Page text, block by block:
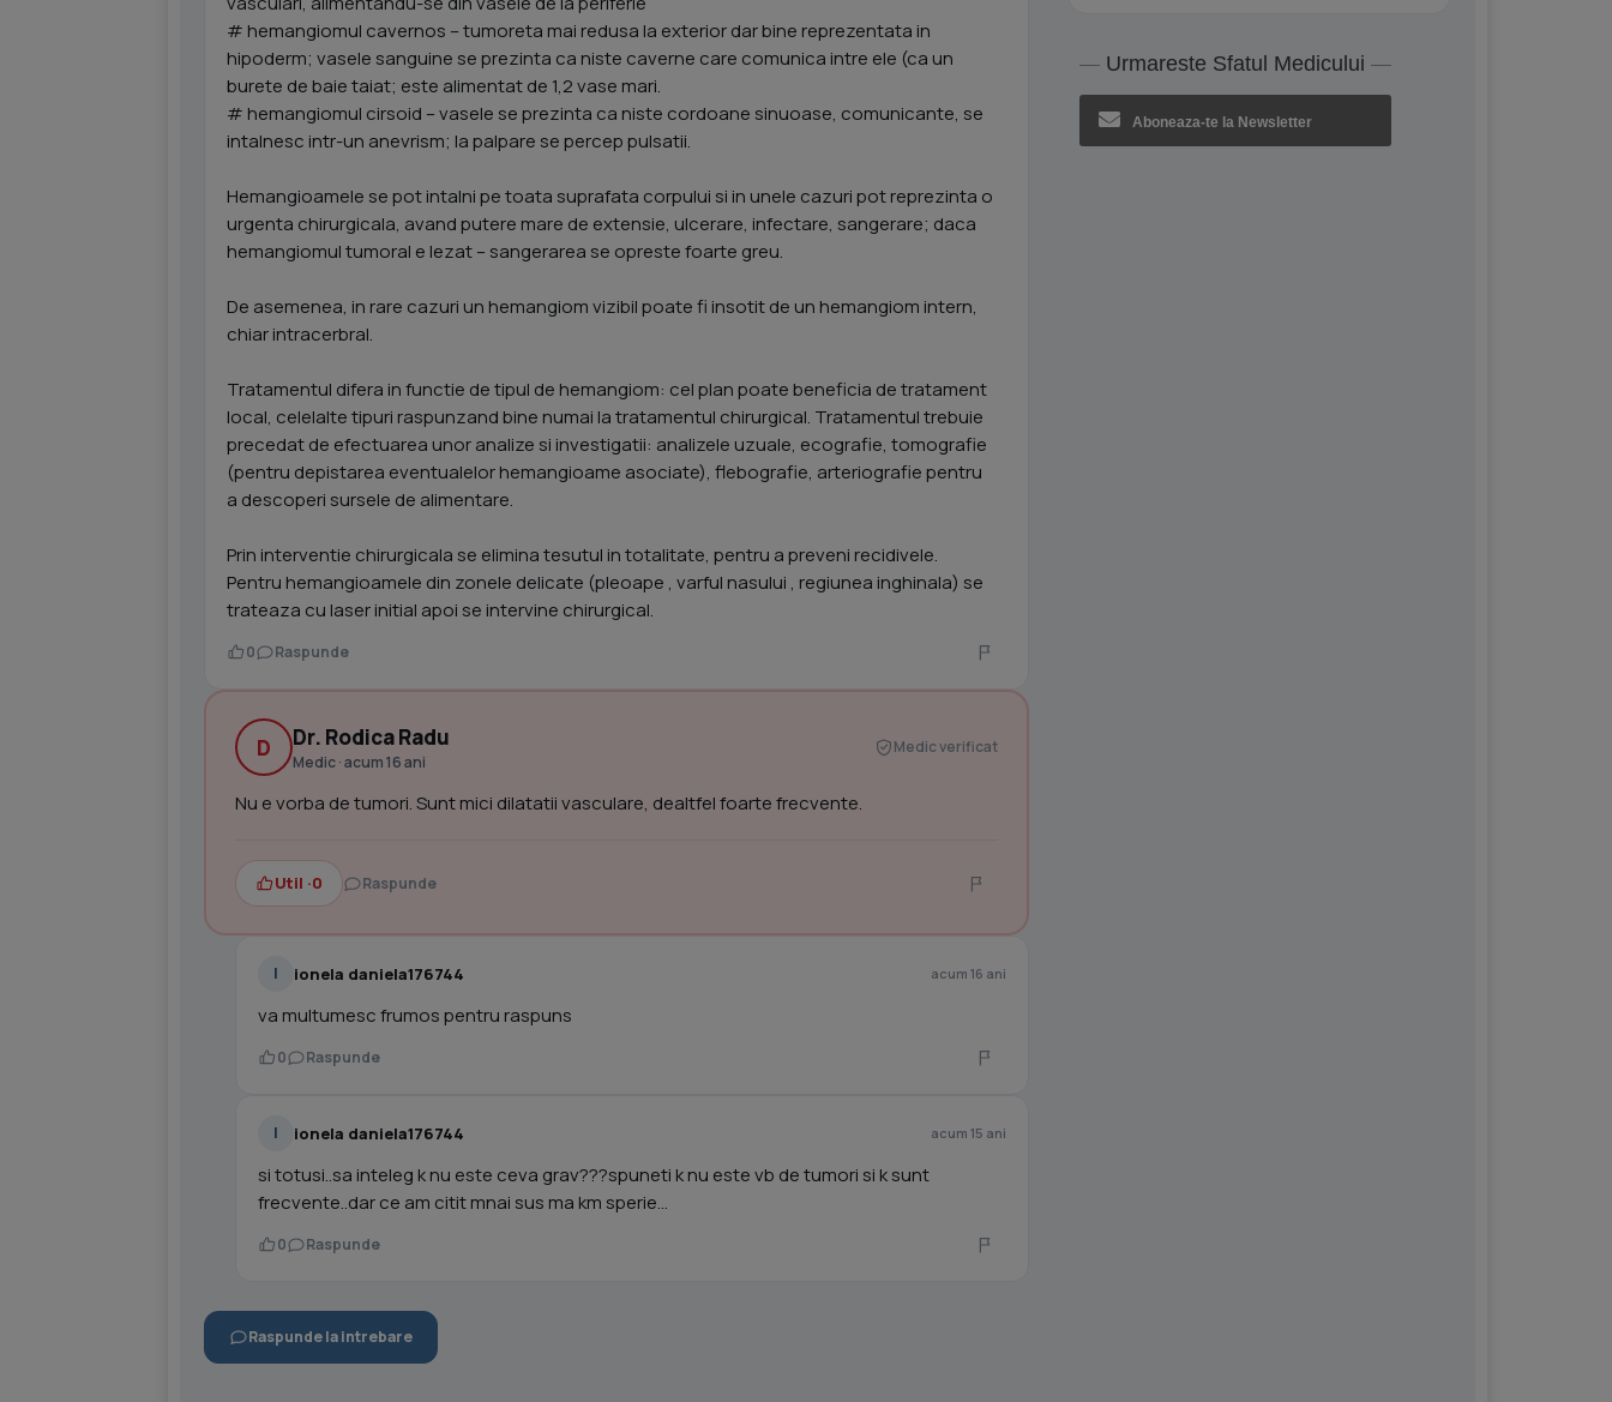
# hemangiomul cavernos – tumoreta mai redusa la exterior dar bine reprezentata in
hipoderm; vasele sanguine se prezinta ca niste caverne care comunica intre ele (ca un
burete de baie taiat; este alimentat de 1,2 vase mari.
# hemangiomul cirsoid – vasele se prezinta ca niste cordoane sinuoase, comunicante, se
intalnesc intr-un anevrism; la palpare se percep pulsatii.
Hemangioamele se pot intalni pe toata suprafata corpului si in unele cazuri pot reprezinta o
urgenta chirurgicala, avand putere mare de extensie, ulcerare, infectare, sangerare; daca
hemangiomul tumoral e lezat – sangerarea se opreste foarte greu.
De asemenea, in rare cazuri un hemangiom vizibil poate fi insotit de un hemangiom intern,
chiar intracerbral.
Tratamentul difera in functie de tipul de hemangiom: cel plan poate beneficia de tratament
local, celelalte tipuri raspunzand bine numai la tratamentul chirurgical. Tratamentul trebuie
precedat de efectuarea unor analize si investigatii: analizele uzuale, ecografie, tomografie
(pentru depistarea eventualelor hemangioame asociate), flebografie, arteriografie pentru
a descoperi sursele de alimentare.
Prin interventie chirurgicala se elimina tesutul in totalitate, pentru a preveni recidivele.
Pentru hemangioamele din zonele delicate (pleoape , varful nasului , regiunea inghinala) se
trateaza cu laser initial apoi se intervine chirurgical.
0 Raspunde
D Dr. Rodica Radu
Medic · acum 16 ani
Medic verificat
Nu e vorba de tumori. Sunt mici dilatatii vasculare, dealtfel foarte frecvente.
Util ·0 Raspunde
I ionela daniela176744 acum 16 ani
va multumesc frumos pentru raspuns
0 Raspunde
I ionela daniela176744 acum 15 ani
si totusi..sa inteleg k nu este ceva grav???spuneti k nu este vb de tumori si k sunt
frecvente..dar ce am citit mnai sus ma km sperie...
0 Raspunde
Raspunde la intrebare
Urmareste Sfatul Medicului
Aboneaza-te la Newsletter